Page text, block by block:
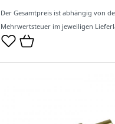
Der Gesamtpreis ist abhängig von
Mehrwertsteuer im jeweiligen